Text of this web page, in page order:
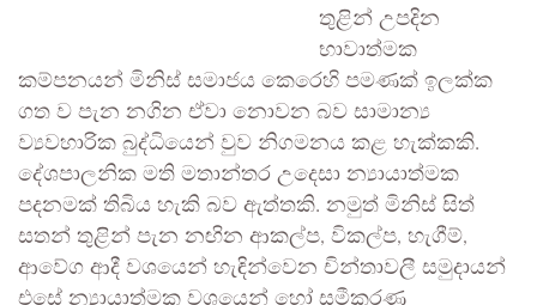
තුළින් උපදින
භාවාත්මක
කම්පනයන් මිනිස් සමාජය කෙරෙහි පමණක් ඉලක්ක
ගත ව පැන නගින ඒවා නොවන බව සාමාන්‍ය
ව්‍යවහාරික බුද්ධියෙන් වුව නිගමනය කළ හැක්කකි.
දේශපාලනික මති මතාන්තර උදෙසා න්‍යායාත්මක
පදනමක් තිබිය හැකි බව ඇත්තකි. නමුත් මිනිස් සිත්
සතන් තුළින් පැන නඟින ආකල්ප, විකල්ප, හැගීම්,
ආවේග ආදී වශයෙන් හැඳින්වෙන චින්තාවලී සමුදායන්
එසේ න්‍යායාත්මක වශයෙන් හෝ සමීකරණ